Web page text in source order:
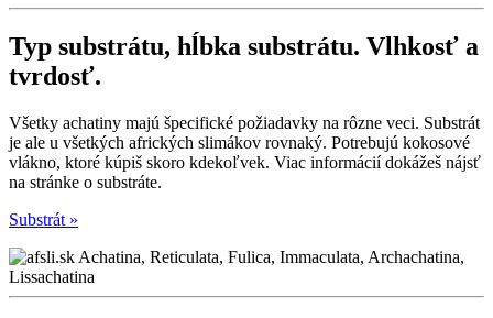
Typ substrátu, hĺbka substrátu. Vlhkosť a
tvrdosť.
Všetky achatiny majú špecifické požiadavky na rôzne veci. Substrát
je ale u všetkých afrických slimákov rovnaký. Potrebujú kokosové
vlákno, ktoré kúpiš skoro kdekoľvek. Viac informácií dokážeš nájsť
na stránke o substráte.
Substrát »